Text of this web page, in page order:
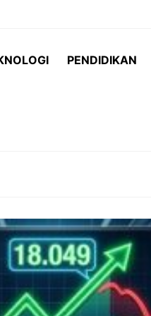
PENDIDIKAN
semakin
rasa
beragam
...